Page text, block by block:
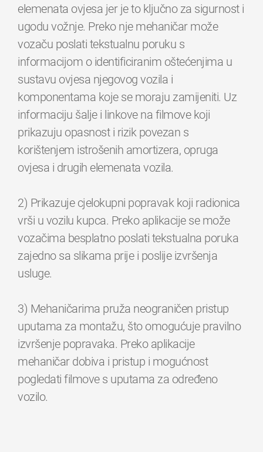
elemenata ovjesa jer je to ključno za sigurnost i
ugodu vožnje. Preko nje mehaničar može
vozaču poslati tekstualnu poruku s
informacijom o identificiranim oštećenjima u
sustavu ovjesa njegovog vozila i
komponentama koje se moraju zamijeniti. Uz
informaciju šalje i linkove na filmove koji
prikazuju opasnost i rizik povezan s
korištenjem istrošenih amortizera, opruga
ovjesa i drugih elemenata vozila.
2) Prikazuje cjelokupni popravak koji radionica
vrši u vozilu kupca. Preko aplikacije se može
vozačima besplatno poslati tekstualna poruka
zajedno sa slikama prije i poslije izvršenja
usluge.
3) Mehaničarima pruža neograničen pristup
uputama za montažu, što omogućuje pravilno
izvršenje popravaka. Preko aplikacije
mehaničar dobiva i pristup i mogućnost
pogledati filmove s uputama za određeno
vozilo.